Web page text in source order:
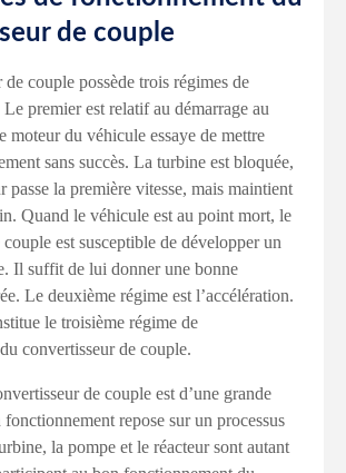
de couple
couple possède trois régimes de
premier est relatif au démarrage au
moteur du véhicule essaye de mettre
sans succès. La turbine est bloquée,
passe la première vitesse, mais maintient
Quand le véhicule est au point mort, le
est susceptible de développer un
Il suffit de lui donner une bonne
Le deuxième régime est l’accélération.
le troisième régime de
convertisseur de couple.
de couple est d’une grande
repose sur un processus
la pompe et le réacteur sont autant